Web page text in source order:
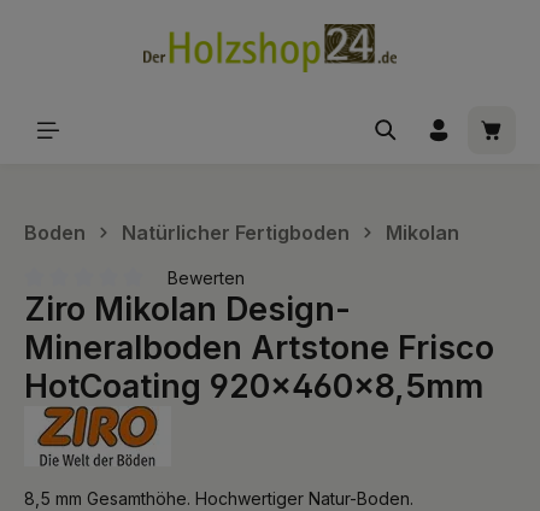
Boden Natürlicher Fertigboden Mikolan
Durchschnittliche Bewertung von 0 von 5 Sternen
Bewerten
Ziro Mikolan Design-
Mineralboden Artstone Frisco
HotCoating 920x460x8,5mm
8,5 mm Gesamthöhe. Hochwertiger Natur-Boden.